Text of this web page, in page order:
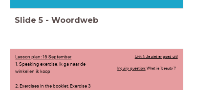
Slide 5 - Woordweb
Lesson plan: 15 September
1. Speaking exercise: Ik ga naar de
winkel en ik koop
2. Exercises in the booklet: Exercise 3
Unit 1: Je ziet er goed uit!
Inquiry question:What is 'beauty'?